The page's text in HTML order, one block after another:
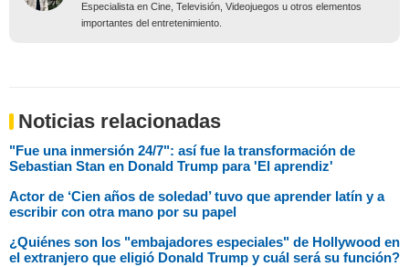
Especialista en Cine, Televisión, Videojuegos u otros elementos
importantes del entretenimiento.
Noticias relacionadas
"Fue una inmersión 24/7": así fue la transformación de
Sebastian Stan en Donald Trump para 'El aprendiz'
Actor de ‘Cien años de soledad’ tuvo que aprender latín y a
escribir con otra mano por su papel
¿Quiénes son los "embajadores especiales" de Hollywood en
el extranjero que eligió Donald Trump y cuál será su función?